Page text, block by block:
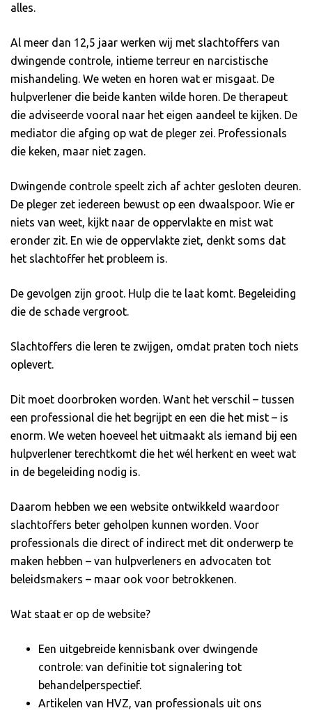
alles.
Al meer dan 12,5 jaar werken wij met slachtoffers van
dwingende controle, intieme terreur en narcistische
mishandeling. We weten en horen wat er misgaat. De
hulpverlener die beide kanten wilde horen. De therapeut
die adviseerde vooral naar het eigen aandeel te kijken. De
mediator die afging op wat de pleger zei. Professionals
die keken, maar niet zagen.
Dwingende controle speelt zich af achter gesloten deuren.
De pleger zet iedereen bewust op een dwaalspoor. Wie er
niets van weet, kijkt naar de oppervlakte en mist wat
eronder zit. En wie de oppervlakte ziet, denkt soms dat
het slachtoffer het probleem is.
De gevolgen zijn groot. Hulp die te laat komt. Begeleiding
die de schade vergroot.
Slachtoffers die leren te zwijgen, omdat praten toch niets
oplevert.
Dit moet doorbroken worden. Want het verschil – tussen
een professional die het begrijpt en een die het mist – is
enorm. We weten hoeveel het uitmaakt als iemand bij een
hulpverlener terechtkomt die het wél herkent en weet wat
in de begeleiding nodig is.
Daarom hebben we een website ontwikkeld waardoor
slachtoffers beter geholpen kunnen worden. Voor
professionals die direct of indirect met dit onderwerp te
maken hebben – van hulpverleners en advocaten tot
beleidsmakers – maar ook voor betrokkenen.
Wat staat er op de website?
Een uitgebreide kennisbank over dwingende
controle: van definitie tot signalering tot
behandelperspectief.
Artikelen van HVZ, van professionals uit ons